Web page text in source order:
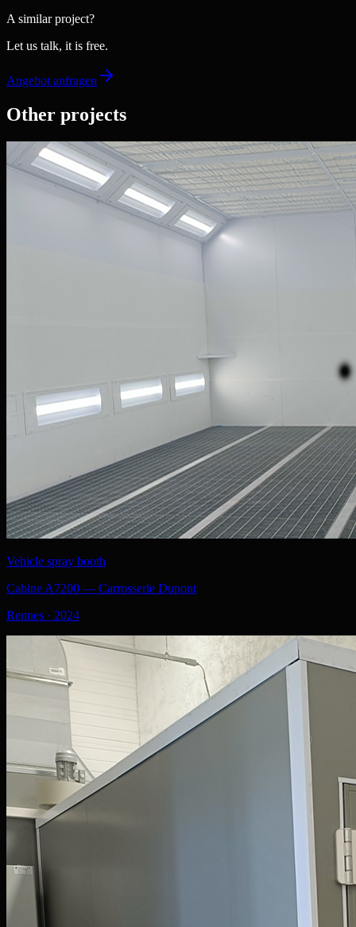
A similar project?
Let us talk, it is free.
Angebot anfragen
Other projects
Vehicle spray booth
Cabine A7200 — Carrosserie Dupont
Rennes · 2024